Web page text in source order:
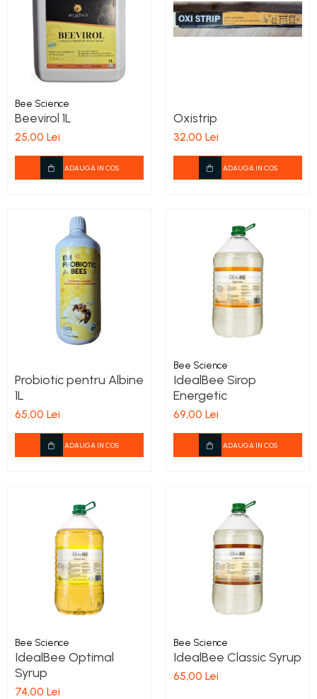
Bee Science
Beevirol 1L
25,00 Lei
ADAUGA IN COS
Oxistrip
32,00 Lei
ADAUGA IN COS
Probiotic pentru Albine
1L
65,00 Lei
ADAUGA IN COS
Bee Science
IdealBee Sirop
Energetic
69,00 Lei
ADAUGA IN COS
Bee Science
IdealBee Optimal
Syrup
74,00 Lei
Bee Science
IdealBee Classic Syrup
65,00 Lei